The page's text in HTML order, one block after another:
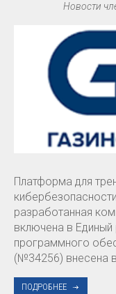
Новости
Платформа для
разработанная
включена в Единый
программного
(№34256) внесена
ПОДРОБНЕЕ